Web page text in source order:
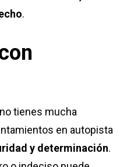
.
tienes mucha
en autopista
y determinación.